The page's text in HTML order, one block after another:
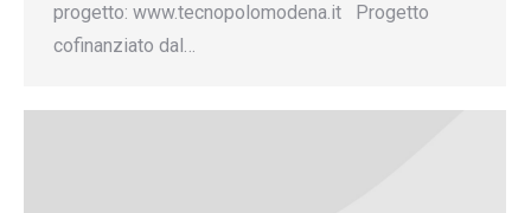
progetto: www.tecnopolomodena.it Progetto
cofinanziato dal…